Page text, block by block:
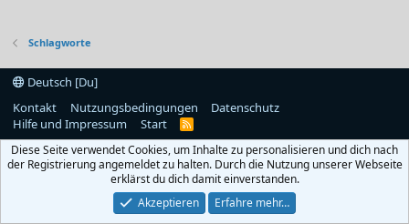
Schlagworte
Deutsch [Du]
Kontakt
Nutzungsbedingungen
Datenschutz
Hilfe und Impressum
Start
R
S
Diese Seite verwendet Cookies, um Inhalte zu personalisieren und dich nach
der Registrierung angemeldet zu halten. Durch die Nutzung unserer Webseite
erklärst du dich damit einverstanden.
Akzeptieren
Erfahre mehr…